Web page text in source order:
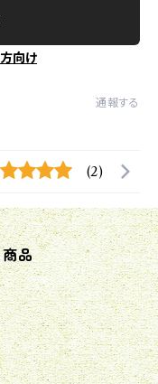
向け
通報する
(2)
品